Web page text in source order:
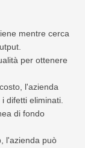
mentre cerca
per ottenere
l'azienda
difetti eliminati.
di fondo
l'azienda può